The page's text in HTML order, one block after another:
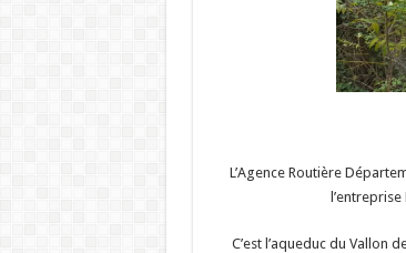
L’Agence Routière
C’est l’aqueduc du Vallon